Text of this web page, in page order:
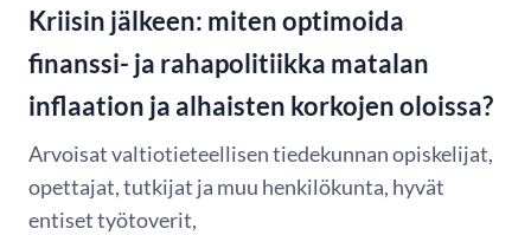
Kriisin jälkeen: miten optimoida
finanssi- ja rahapolitiikka matalan
inflaation ja alhaisten korkojen oloissa?
Arvoisat valtiotieteellisen tiedekunnan opiskelijat,
opettajat, tutkijat ja muu henkilökunta, hyvät
entiset työtoverit,